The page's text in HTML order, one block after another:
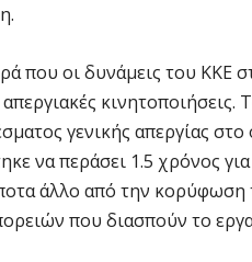
που οι δυνάμεις του ΚΚΕ
γενικής απεργίας
να περάσει 1.5 χρόνος
άλλο από την
που διασπούν το